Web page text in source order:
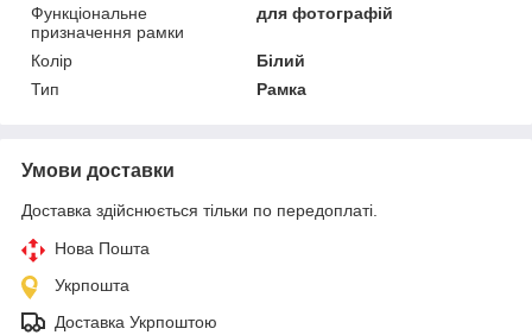
Функціональне
призначення рамки
для фотографій
Колір
Білий
Тип
Рамка
Умови доставки
Доставка здійснюється тільки по передоплаті.
Нова Пошта
Укрпошта
Доставка Укрпоштою